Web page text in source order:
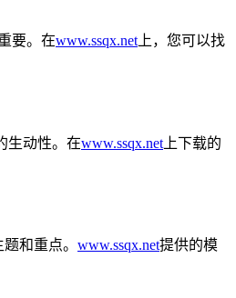
要。在www.ssqx.net 上，您可以找
生动性。在www.ssqx.net 上下载的
和重点。 www.ssqx.net提供的模